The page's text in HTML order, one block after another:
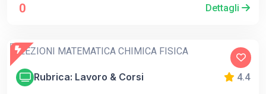
0 Dettagli
Rubrica: Lavoro & Corsi 4.4